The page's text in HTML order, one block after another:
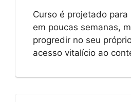
Curso é projetado
em poucas semanas,
progredir no seu
acesso vitalício ao